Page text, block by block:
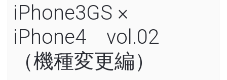
iPhone3GS ×
iPhone4 vol.02
（機種変更編）